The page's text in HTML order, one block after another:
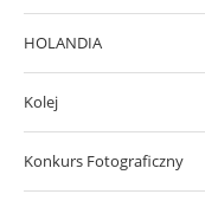
HOLANDIA
Kolej
Konkurs Fotograficzny